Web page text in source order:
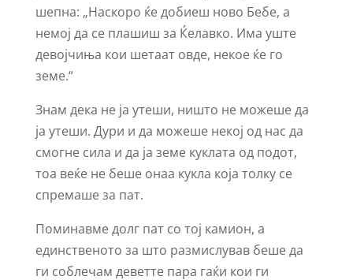
шепна: „Наскоро ќе добиеш ново Бебе, а
немој да се плашиш за Ќелавко. Има уште
девојчиња кои шетаат овде, некое ќе го
земе.“
Знам дека не ја утеши, ништо не можеше да
ја утеши. Дури и да можеше некој од нас да
смогне сила и да ја земе куклата од подот,
тоа веќе не беше онаа кукла која толку се
спремаше за пат.
Поминавме долг пат со тој камион, а
единственото за што размислував беше да
ги соблечам деветте пара гаќи кои ги